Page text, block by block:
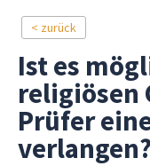
< zurück
Ist es
religiösen
Prüfer
verlangen?